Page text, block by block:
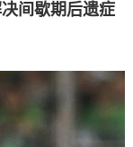
间歇期后遗症